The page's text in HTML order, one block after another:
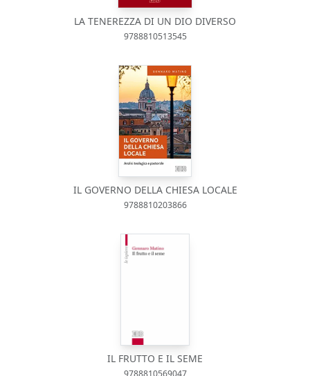
LA TENEREZZA DI UN DIO DIVERSO
9788810513545
IL GOVERNO DELLA CHIESA LOCALE
9788810203866
IL FRUTTO E IL SEME